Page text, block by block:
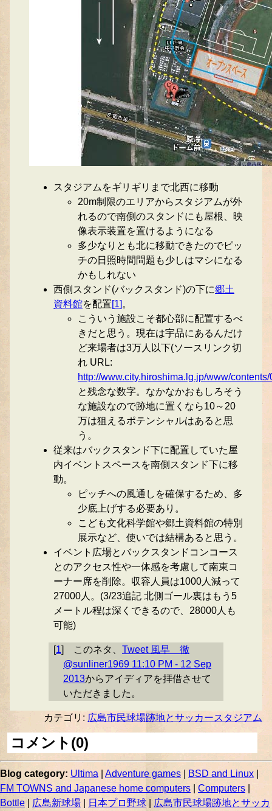
スタジアムをギリギリまで北西に移動
20m制限のエリアからスタジアムが外
れるので南側のスタンドにも屋根、映
像表示装置を置けるようになる
多少なりとも北に移動できたのでピッ
チの日照時間問題も少しはマシになる
かもしれない
西側スタンド(バックスタンド)の下に郷土
資料館を配置[1] 。
こういう施設こそ都心部に配置するべ
きだと思う。現在は宇品にあるんだけ
ど来場者は3万人以下(ソースリンク切
れ URL:
http://www.city.hiroshima.lg.jp/www/
と残念な数字。なかなかおもしろそう
な施設なので跡地に置くなら10～20
万は狙えるポテンシャルはあると思
う。
従来はバックスタンド下に配置していた屋
内イベントスペースを南側スタンド下に移
動。
ピッチへの風通しを確保するため、多
少底上げする必要あり。
こども文化科学館や郷土資料館の特別
展示など、使いでは結構あると思う。
イベント広場とバックスタンドコンコース
とのアクセス性や一体感を考慮して南東コ
ーナー席を削除。収容人員は1000人減って
27000人。(3/23追記 北側ゴール裏はもう5
メートル程は深くできるので、28000人も
可能)
[1] このネタ、 Tweet 風早 徹
@sunliner1969 11:10 PM - 12 Sep
2013からアイディアを拝借させて
いただきました。
カテゴリ: 広島市民球場跡地とサッカースタジアム
コメント(0)
Blog category: Ultima Adventure games BSD and Linux
FM TOWNS and Japanese home computers
Computers
Bottle
広島新球場 日本プロ野球
広島市民球場跡地とサッカ